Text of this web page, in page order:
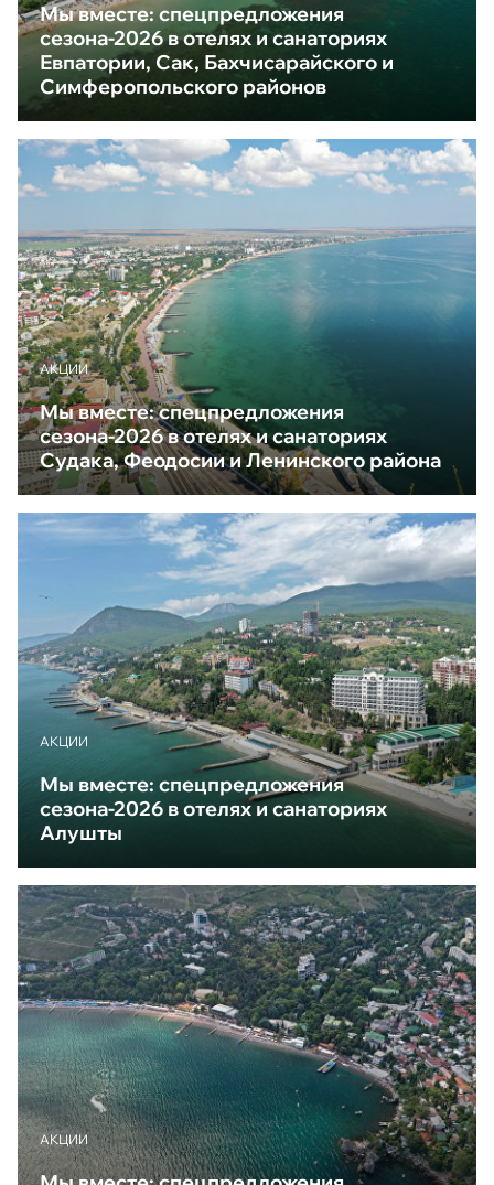
Мы вместе: спецпредложения
сезона-2026 в отелях и санаториях
Евпатории, Сак, Бахчисарайского и
Симферопольского районов
АКЦИИ
Мы вместе: спецпредложения
сезона-2026 в отелях и санаториях
Судака, Феодосии и Ленинского района
АКЦИИ
Мы вместе: спецпредложения
сезона-2026 в отелях и санаториях
Алушты
АКЦИИ